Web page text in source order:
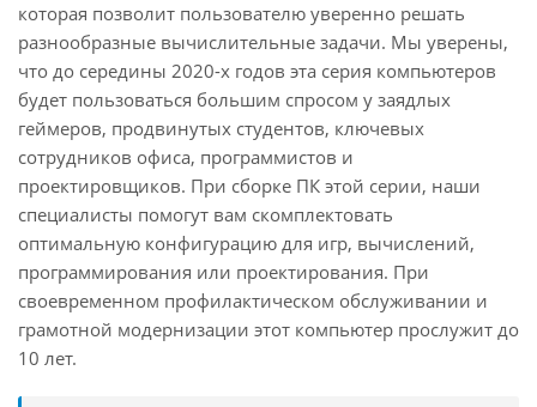
которая позволит пользователю уверенно решать
разнообразные вычислительные задачи. Мы уверены,
что до середины 2020-х годов эта серия компьютеров
будет пользоваться большим спросом у заядлых
геймеров, продвинутых студентов, ключевых
сотрудников офиса, программистов и
проектировщиков. При сборке ПК этой серии, наши
специалисты помогут вам скомплектовать
оптимальную конфигурацию для игр, вычислений,
программирования или проектирования. При
своевременном профилактическом обслуживании и
грамотной модернизации этот компьютер прослужит до
10 лет.